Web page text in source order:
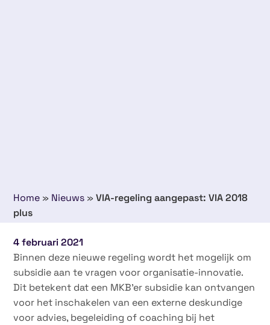
Home » Nieuws »VIA-regeling aangepast: VIA 2018
plus
4 februari 2021
Binnen deze nieuwe regeling wordt het mogelijk om
subsidie aan te vragen voor organisatie-innovatie.
Dit betekent dat een MKB’er subsidie kan ontvangen
voor het inschakelen van een externe deskundige
voor advies, begeleiding of coaching bij het